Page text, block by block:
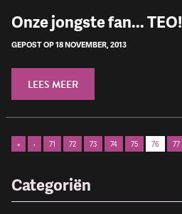
Onze jongste fan... TEO!
GEPOST OP 18 NOVEMBER, 2013
LEES MEER
« ‹ 71 72 73 74 75 76 77
Categoriën